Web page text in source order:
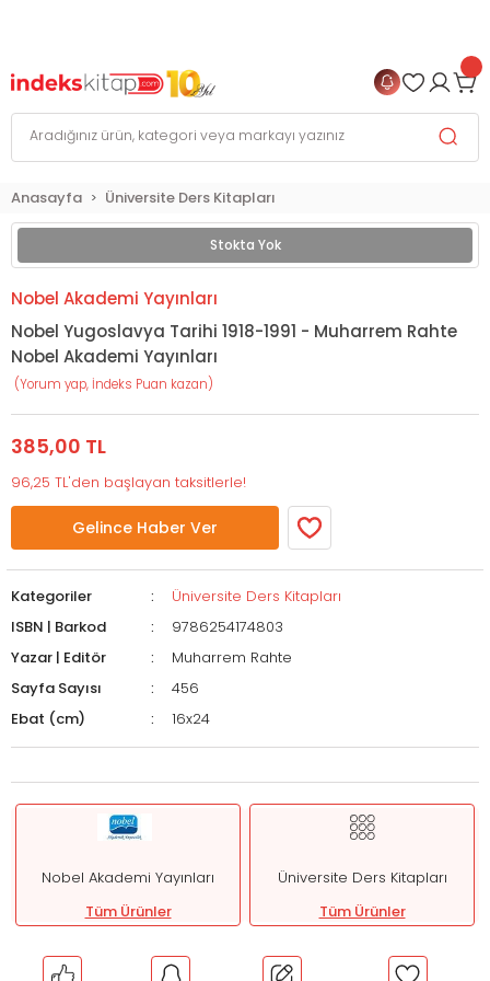
Anasayfa Üniversite Ders Kitapları
Stokta Yok
Nobel Akademi Yayınları
Nobel Yugoslavya Tarihi 1918-1991 - Muharrem Rahte
Nobel Akademi Yayınları
(Yorum yap, İndeks Puan kazan)
385,00 TL
96,25 TL'den başlayan taksitlerle!
Gelince Haber Ver
Kategoriler
Üniversite Ders Kitapları
ISBN | Barkod
9786254174803
Yazar | Editör
Muharrem Rahte
Sayfa Sayısı
456
Ebat (cm)
16x24
Nobel Akademi Yayınları
Tüm Ürünler
Üniversite Ders Kitapları
Tüm Ürünler